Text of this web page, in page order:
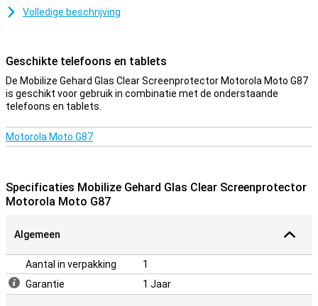
stevig.
Een beschermlaag is ideaal als je je smartphone wilt beschermen
de display van je toestel. Zo blijft je toestel mooi en krasvrij.
Volledige beschrijving
Geschikte telefoons en tablets
De Mobilize Gehard Glas Clear Screenprotector Motorola Moto G87
is geschikt voor gebruik in combinatie met de onderstaande
telefoons en tablets.
Motorola Moto G87
Specificaties Mobilize Gehard Glas Clear Screenprotector
Motorola Moto G87
Algemeen
Aantal in verpakking
1
Garantie
1 Jaar